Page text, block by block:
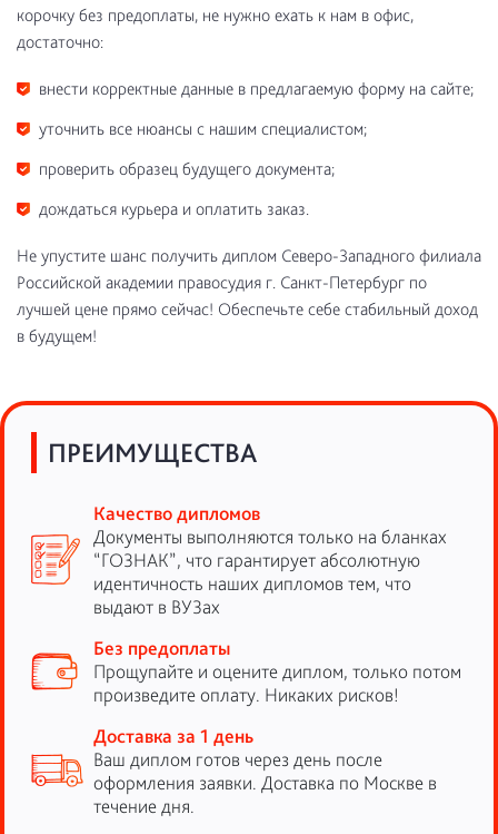
корочку без предоплаты, не нужно ехать к нам в офис,
достаточно:
внести корректные данные в предлагаемую форму на сайте;
уточнить все нюансы с нашим специалистом;
проверить образец будущего документа;
дождаться курьера и оплатить заказ.
Не упустите шанс получить диплом Северо-Западного филиала
Российской академии правосудия г. Санкт-Петербург по
лучшей цене прямо сейчас! Обеспечьте себе стабильный доход
в будущем!
ПРЕИМУЩЕСТВА
Качество дипломов
Документы выполняются только на бланках
“ГОЗНАК”, что гарантирует абсолютную
идентичность наших дипломов тем, что
выдают в ВУЗах
Без предоплаты
Прощупайте и оцените диплом, только потом
произведите оплату. Никаких рисков!
Доставка за 1 день
Ваш диплом готов через день после
оформления заявки. Доставка по Москве в
течение дня.